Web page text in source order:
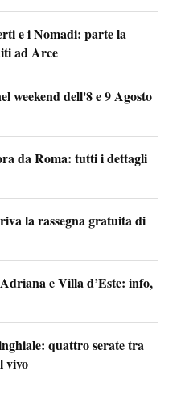
e i Nomadi: parte la
ad Arce
weekend dell'8 e 9 Agosto
da Roma: tutti i dettagli
la rassegna gratuita di
e Villa d’Este: info,
quattro serate tra
vivo